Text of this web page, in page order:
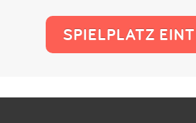
SPIELPLATZ